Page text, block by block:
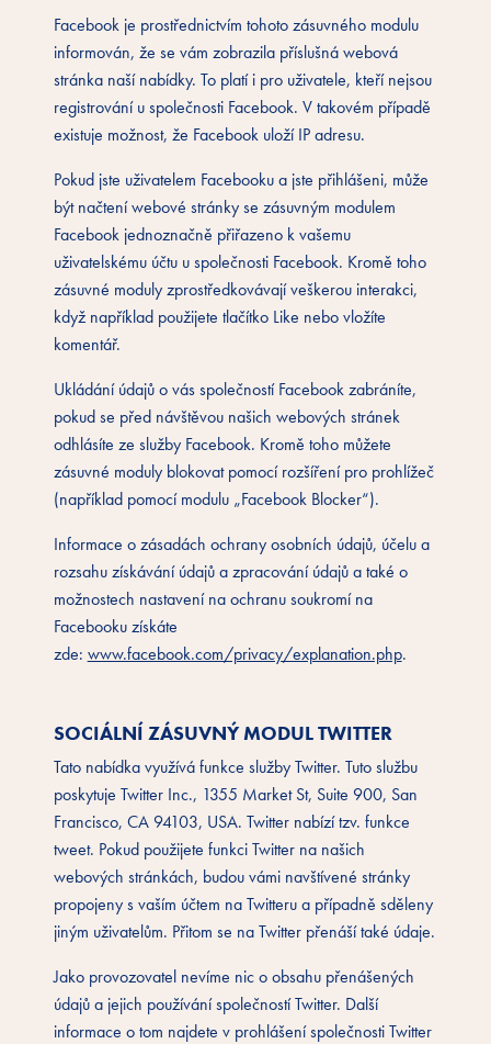
Facebook je prostřednictvím tohoto zásuvného modulu
informován, že se vám zobrazila příslušná webová
stránka naší nabídky. To platí i pro uživatele, kteří nejsou
registrování u společnosti Facebook. V takovém případě
existuje možnost, že Facebook uloží IP adresu.
Pokud jste uživatelem Facebooku a jste přihlášeni, může
být načtení webové stránky se zásuvným modulem
Facebook jednoznačně přiřazeno k vašemu
uživatelskému účtu u společnosti Facebook. Kromě toho
zásuvné moduly zprostředkovávají veškerou interakci,
když například použijete tlačítko Like nebo vložíte
komentář.
Ukládání údajů o vás společností Facebook zabráníte,
pokud se před návštěvou našich webových stránek
odhlásíte ze služby Facebook. Kromě toho můžete
zásuvné moduly blokovat pomocí rozšíření pro prohlížeč
(například pomocí modulu „Facebook Blocker“).
Informace o zásadách ochrany osobních údajů, účelu a
rozsahu získávání údajů a zpracování údajů a také o
možnostech nastavení na ochranu soukromí na
Facebooku získáte
zde: www.facebook.com/privacy/explanation.php.
SOCIÁLNÍ ZÁSUVNÝ MODUL TWITTER
Tato nabídka využívá funkce služby Twitter. Tuto službu
poskytuje Twitter Inc., 1355 Market St, Suite 900, San
Francisco, CA 94103, USA. Twitter nabízí tzv. funkce
tweet. Pokud použijete funkci Twitter na našich
webových stránkách, budou vámi navštívené stránky
propojeny s vaším účtem na Twitteru a případně sděleny
jiným uživatelům. Přitom se na Twitter přenáší také údaje.
Jako provozovatel nevíme nic o obsahu přenášených
údajů a jejich používání společností Twitter. Další
informace o tom najdete v prohlášení společnosti Twitter